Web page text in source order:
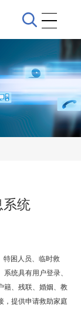
系统
特困人员、临时救
统具有用户登录、
籍、残联、婚姻、教
，提供申请救助家庭